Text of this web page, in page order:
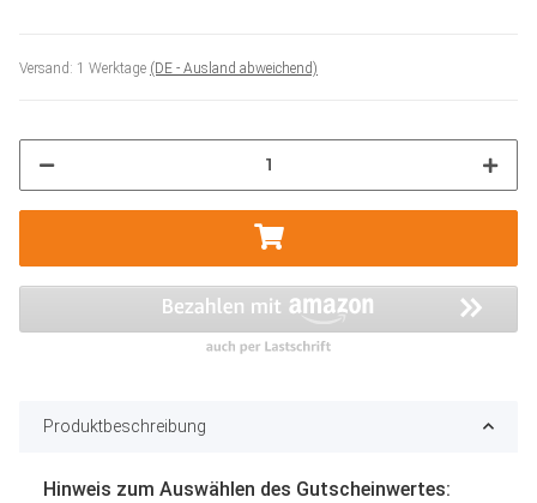
Versand: 1 Werktage (DE - Ausland abweichend)
Produktbeschreibung
Hinweis zum Auswählen des Gutscheinwertes: